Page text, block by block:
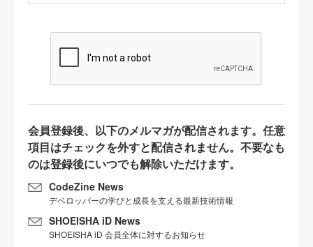
会員登録後、以下のメルマガが配信されます。任意
項目はチェックを外すと配信されません。不要なも
のは登録後にいつでも解除いただけます。
CodeZine News
デベロッパーの学びと成長を支える最新技術情報
SHOEISHA iD News
SHOEISHA iD 会員全体に対するお知らせ